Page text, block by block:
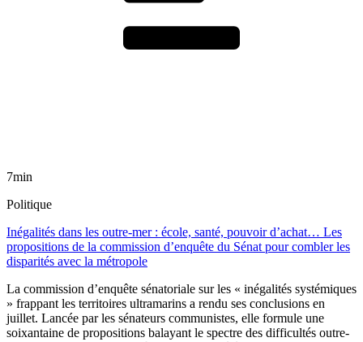
7min
Politique
Inégalités dans les outre-mer : école, santé, pouvoir d’achat… Les
propositions de la commission d’enquête du Sénat pour combler les
disparités avec la métropole
La commission d’enquête sénatoriale sur les « inégalités systémiques
» frappant les territoires ultramarins a rendu ses conclusions en
juillet. Lancée par les sénateurs communistes, elle formule une
soixantaine de propositions balayant le spectre des difficultés outre-